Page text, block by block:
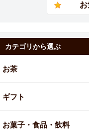
カテゴリから選ぶ
お茶
ギフト
お菓子・食品・飲料